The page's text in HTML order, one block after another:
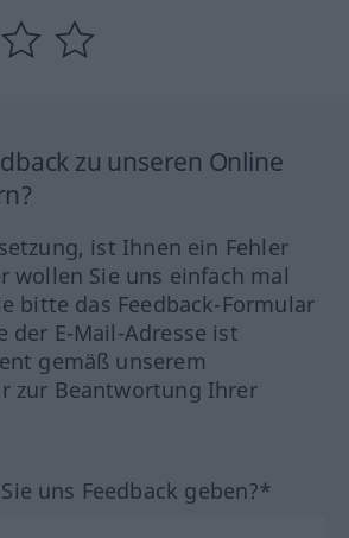
zu unseren Online
ist Ihnen ein Fehler
wollen Sie uns einfach mal
bitte das Feedback-Formular
der E-Mail-Adresse ist
gemäß unserem
zur Beantwortung Ihrer
uns Feedback geben?*